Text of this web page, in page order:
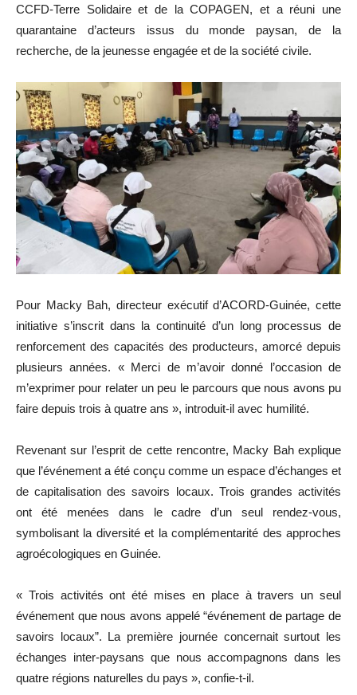
CCFD-Terre Solidaire et de la COPAGEN, et a réuni une
quarantaine d’acteurs issus du monde paysan, de la
recherche, de la jeunesse engagée et de la société civile.
Pour Macky Bah, directeur exécutif d’ACORD-Guinée, cette
initiative s’inscrit dans la continuité d’un long processus de
renforcement des capacités des producteurs, amorcé depuis
plusieurs années. « Merci de m’avoir donné l’occasion de
m’exprimer pour relater un peu le parcours que nous avons pu
faire depuis trois à quatre ans », introduit-il avec humilité.
Revenant sur l’esprit de cette rencontre, Macky Bah explique
que l’événement a été conçu comme un espace d’échanges et
de capitalisation des savoirs locaux. Trois grandes activités
ont été menées dans le cadre d’un seul rendez-vous,
symbolisant la diversité et la complémentarité des approches
agroécologiques en Guinée.
« Trois activités ont été mises en place à travers un seul
événement que nous avons appelé “événement de partage de
savoirs locaux”. La première journée concernait surtout les
échanges inter-paysans que nous accompagnons dans les
quatre régions naturelles du pays », confie-t-il.